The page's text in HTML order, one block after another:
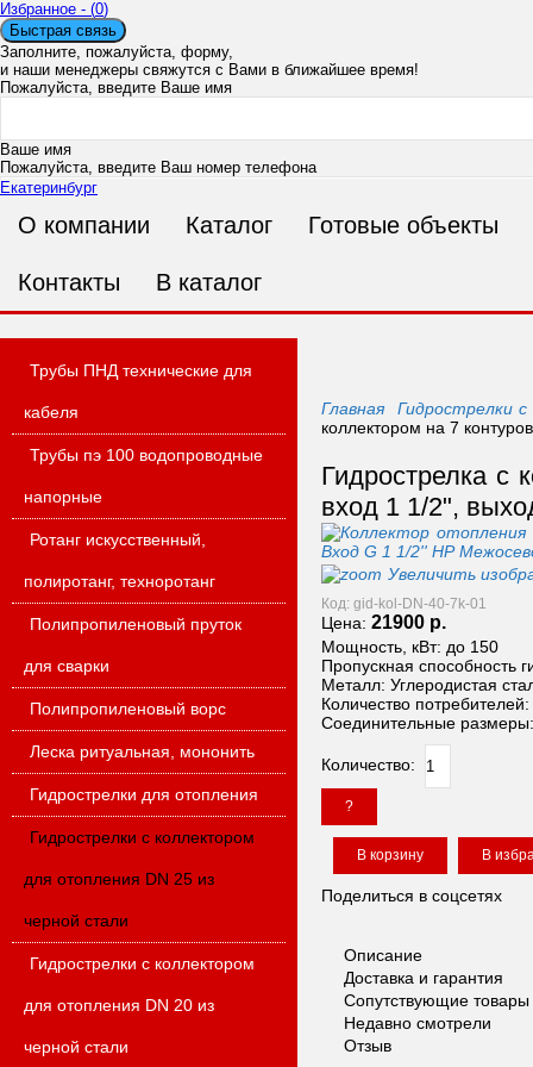
Избранное - (0)
Быстрая связь
Заполните, пожалуйста, форму,
и наши менеджеры свяжутся с Вами в ближайшее время!
Пожалуйста, введите Ваше имя
Ваше имя
Пожалуйста, введите Ваш номер телефона
Ваш номер телефона
Ваш E-mail
Сообщение
Мы гарантируем конфиденциальность Ваших данных!
Перейти к сравнению
Сравнить! Cравнение
олисервис
+7 (343)206-97-39,+7 (919)123-20-29,
Вход
Регистрация
В корзине
товар(ов)на сумму -0р.
Екатеринбург
О компании Каталог Готовые объекты
Контакты В каталог
Трубы ПНД технические для
кабеля
Трубы пэ 100 водопроводные
напорные
Ротанг искусственный,
полиротанг, техноротанг
Полипропиленовый пруток
для сварки
Полипропиленовый ворс
Леска ритуальная, мононить
Гидрострелки для отопления
Гидрострелки с коллектором
для отопления DN 25 из
черной стали
Гидрострелки с коллектором
для отопления DN 20 из
черной стали
Главная
Гидрострелки
коллектором на 7
Гидрострелка с
вход 1 1/2",
Увеличить
Код: gid-kol-DN-40-7k-01
Цена: 21900 р.
Мощность, кВт: до 150
Пропускная способность
Металл: Углеродистая
Количество потребителей:
Соединительные размеры:
Количество:
?
Поделиться в соцсетях
Описание
Доставка и гарантия
Сопутствующие товары
Недавно смотрели
Отзыв